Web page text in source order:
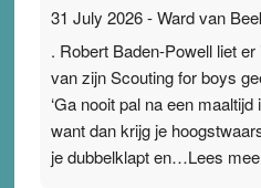
31 July 2026-Ward van
. Robert Baden-Powell liet
van zijn Scouting for boys
‘Ga nooit pal na een
want dan krijg je
je dubbelklapt en…Lees